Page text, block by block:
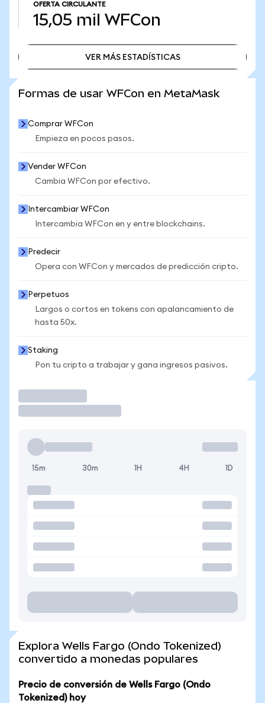
OFERTA CIRCULANTE
15,05 mil WFCon
VER MÁS ESTADÍSTICAS
Formas de usar WFCon en MetaMask
Comprar WFCon
Empieza en pocos pasos.
Vender WFCon
Cambia WFCon por efectivo.
Intercambiar WFCon
Intercambia WFCon en y entre blockchains.
Predecir
Opera con WFCon y mercados de predicción cripto.
Perpetuos
Largos o cortos en tokens con apalancamiento de
hasta 50x.
Staking
Pon tu cripto a trabajar y gana ingresos pasivos.
15m 30m 1H 4H 1D
Explora Wells Fargo (Ondo Tokenized)
convertido a monedas populares
Precio de conversión de Wells Fargo (Ondo
Tokenized) hoy